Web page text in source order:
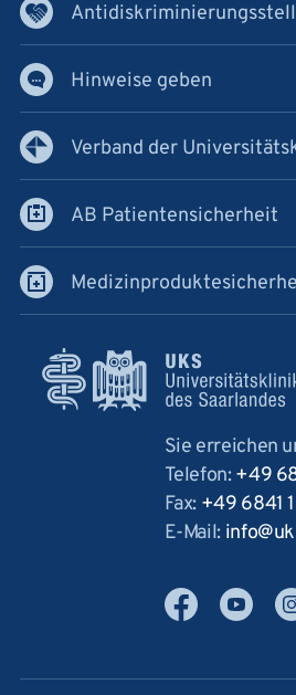
Hinweise geben
Verband der
AB Patientensicherheit
Sie erreichen
Telefon:+49
Fax: +49 6841
E-Mail: info